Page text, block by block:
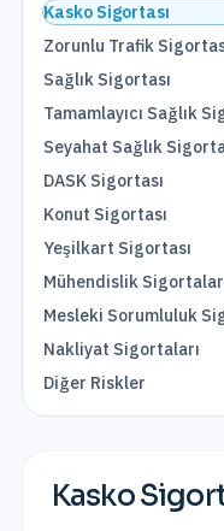
Kasko Sigortası
Zorunlu Trafik
Sağlık Sigortası
Tamamlayıcı Sağlık
Seyahat Sağlık
DASK Sigortası
Konut Sigortası
Yeşilkart Sigortası
Mühendislik
Mesleki Sorumluluk
Nakliyat Sigortaları
Diğer Riskler
Kasko